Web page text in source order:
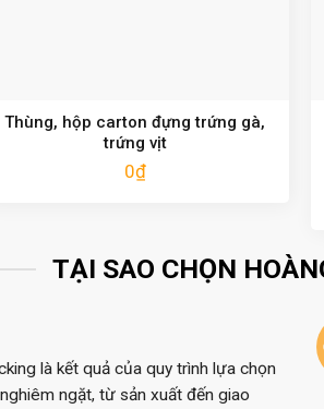
Thùng, hộp carton đựng trứng gà,
trứng vịt
0₫
TẠI SAO CHỌN
là kết quả của quy trình lựa chọn
ngặt, từ sản xuất đến giao